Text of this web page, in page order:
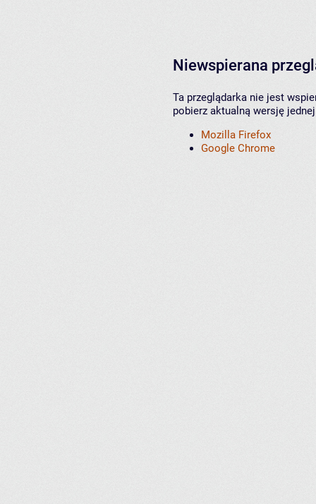
Niewspierana
Ta przeglądarka nie jest
pobierz aktualną wersję
Mozilla Firefox
Google Chrome